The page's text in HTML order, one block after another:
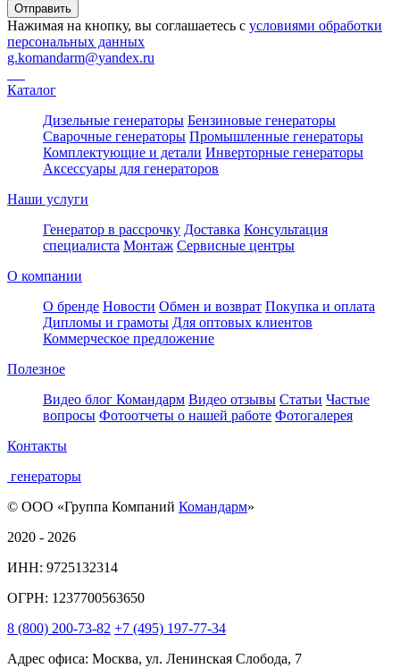
Отправить
Нажимая на кнопку, вы соглашаетесь с условиями обработки
персональных данных
g.komandarm@yandex.ru
Каталог
Дизельные генераторы Бензиновые генераторы
Сварочные генераторы Промышленные генераторы
Комплектующие и детали Инверторные генераторы
Аксессуары для генераторов
Наши услуги
Генератор в рассрочку Доставка Консультация
специалиста Монтаж Сервисные центры
О компании
О бренде Новости Обмен и возврат Покупка и оплата
Дипломы и грамоты Для оптовых клиентов
Коммерческое предложение
Полезное
Видео блог Командарм Видео отзывы Статьи Частые
вопросы Фотоотчеты о нашей работе Фотогалерея
Контакты
генераторы
© ООО «Группа Компаний Командарм»
2020 - 2026
ИНН: 9725132314
ОГРН: 1237700563650
8 (800) 200-73-82 +7 (495) 197-77-34
Адрес офиса: Москва, ул. Ленинская Слобода, 7